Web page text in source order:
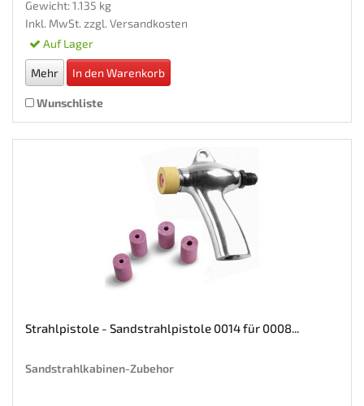
Gewicht: 1.135 kg
Inkl. MwSt. zzgl. Versandkosten
Auf Lager
Mehr In den Warenkorb
Wunschliste
Strahlpistole - Sandstrahlpistole 0014 für 0008...
Sandstrahlkabinen-Zubehor